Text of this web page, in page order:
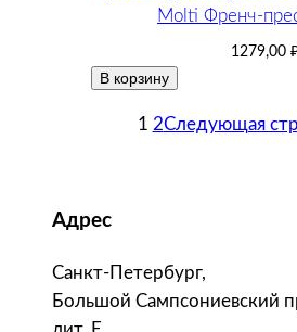
Molti Френч-
1279,00
В корзину
1 2Следующая
Адрес
Санкт-Петербург,
Большой Сампсониевский